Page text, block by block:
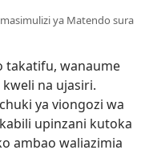
ya Matendo sura
takatifu, wanaume
na ujasiri.
ya viongozi wa
upinzani kutoka
ambao waliazimia